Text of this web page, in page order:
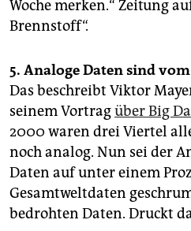
Woche merken.“ Zeitung
Brennstoff“.
5. Analoge Daten sind
Das beschreibt Viktor
seinem Vortragüber Big
2000 waren drei Viertel
noch analog. Nun sei der
Daten auf unter einem
Gesamtweltdaten
bedrohten Daten. Druckt